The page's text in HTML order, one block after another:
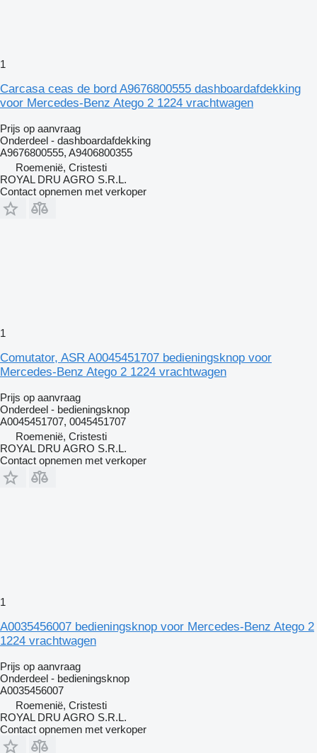
1
Carcasa ceas de bord A9676800555 dashboardafdekking
voor Mercedes-Benz Atego 2 1224 vrachtwagen
Prijs op aanvraag
Onderdeel - dashboardafdekking
A9676800555, A9406800355
Roemenië, Cristesti
ROYAL DRU AGRO S.R.L.
Contact opnemen met verkoper
1
Comutator, ASR A0045451707 bedieningsknop voor
Mercedes-Benz Atego 2 1224 vrachtwagen
Prijs op aanvraag
Onderdeel - bedieningsknop
A0045451707, 0045451707
Roemenië, Cristesti
ROYAL DRU AGRO S.R.L.
Contact opnemen met verkoper
1
A0035456007 bedieningsknop voor Mercedes-Benz Atego 2
1224 vrachtwagen
Prijs op aanvraag
Onderdeel - bedieningsknop
A0035456007
Roemenië, Cristesti
ROYAL DRU AGRO S.R.L.
Contact opnemen met verkoper